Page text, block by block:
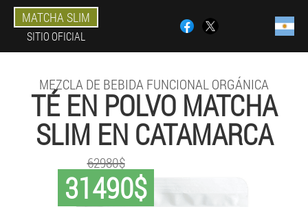
MATCHA SLIM
SITIO OFICIAL
MEZCLA DE BEBIDA FUNCIONAL ORGÁNICA
TÉ EN POLVO MATCHA
SLIM EN CATAMARCA
31490$
62980$